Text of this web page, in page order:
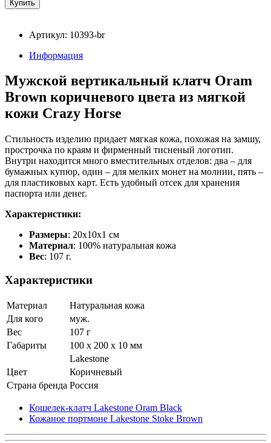
Артикул: 10393-br
Информация
Мужской вертикальный клатч Oram
Brown коричневого цвета из мягкой
кожи Crazy Horse
Стильность изделию придает мягкая кожа, похожая на замшу,
прострочка по краям и фирменный тисненый логотип.
Внутри находится много вместительных отделов: два – для
бумажных купюр, один – для мелких монет на молнии, пять –
для пластиковых карт. Есть удобный отсек для хранения
паспорта или денег.
Характеристики:
Размеры: 20х10х1 см
Материал: 100% натуральная кожа
Вес: 107 г.
Характеристики
Материал
Натуральная кожа
Для кого
муж.
Вес
107 г
Габариты
100 x 200 x 10 мм
Lakestone
Цвет
Коричневый
Страна бренда Россия
Кошелек-клатч Lakestone Oram Black
Кожаное портмоне Lakestone Stoke Brown